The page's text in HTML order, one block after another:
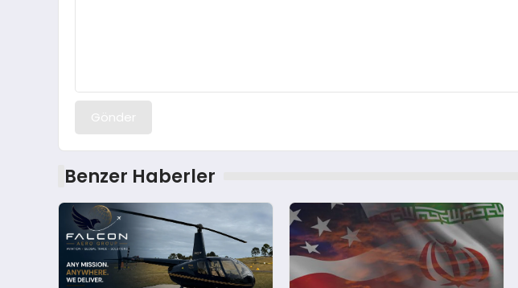
Gönder
Benzer Haberler